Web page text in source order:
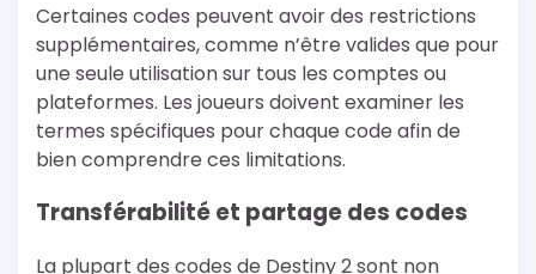
Certaines codes peuvent avoir des restrictions
supplémentaires, comme n’être valides que pour
une seule utilisation sur tous les comptes ou
plateformes. Les joueurs doivent examiner les
termes spécifiques pour chaque code afin de
bien comprendre ces limitations.
Transférabilité et partage des codes
La plupart des codes de Destiny 2 sont non